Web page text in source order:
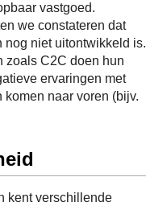
vastgoed.
we constateren dat
nog niet uitontwikkeld is.
zoals C2C doen hun
ervaringen met
naar voren (bijv.
kent verschillende